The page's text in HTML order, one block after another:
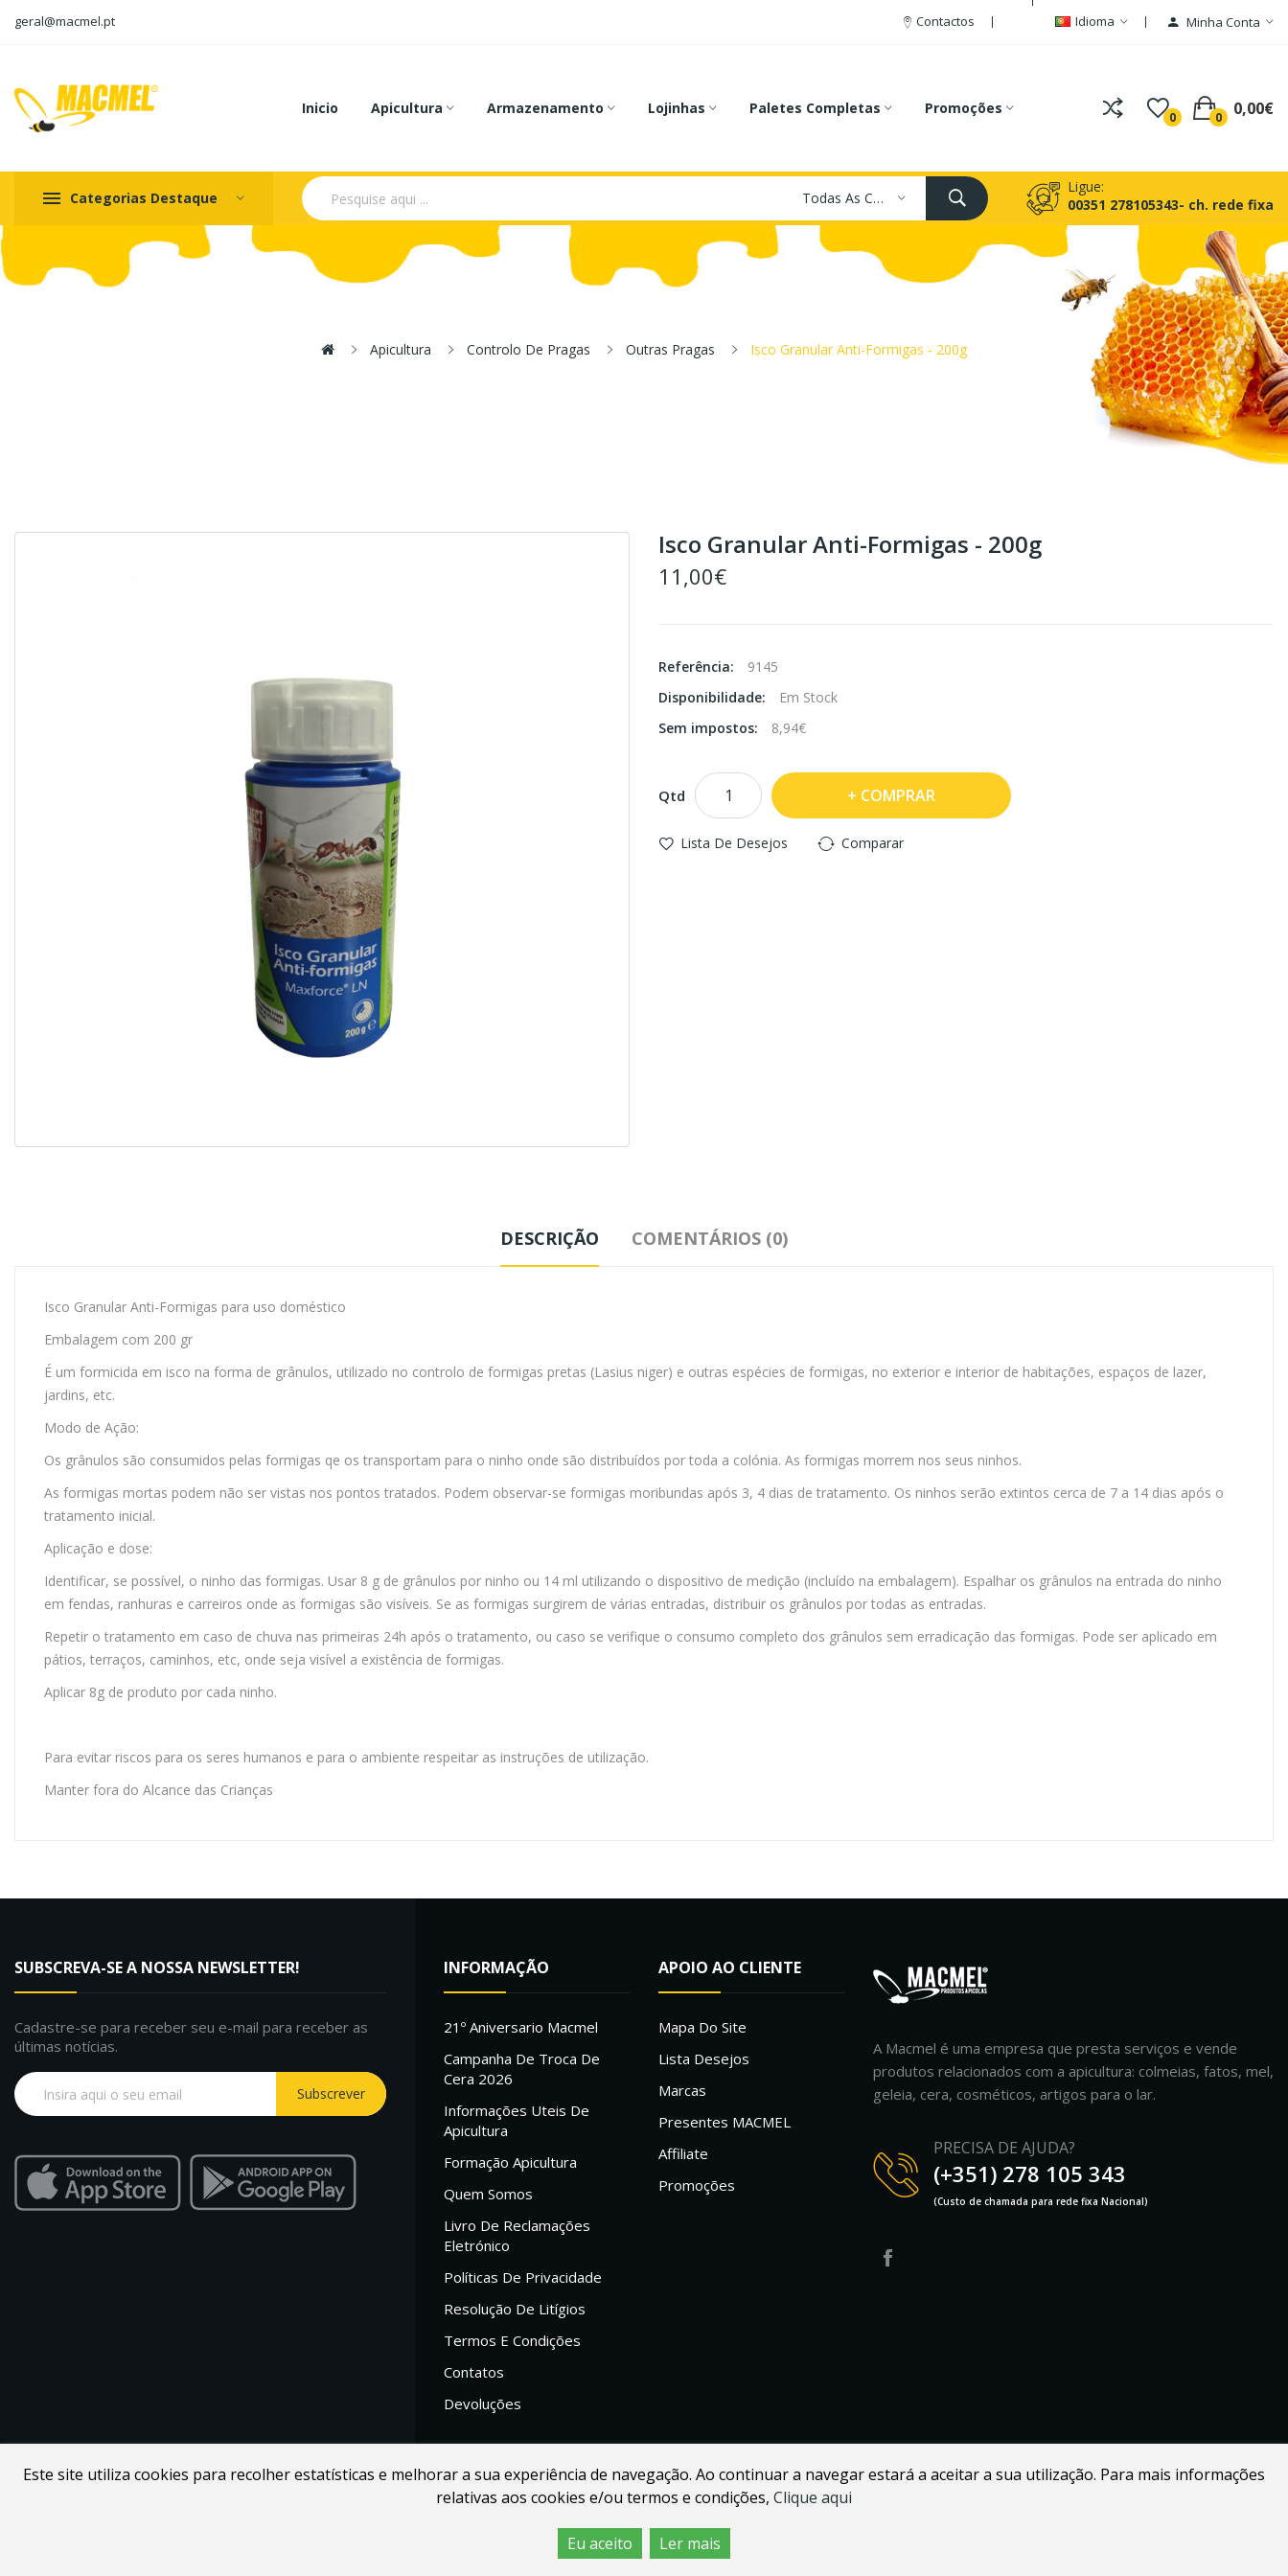
geral@macmel.pt Contactos Idioma Minha Conta
Inicio Apicultura Armazenamento Lojinhas Paletes Completas Promoções
0 0 0,00€
Categorias Destaque Todas As Categorias
Ligue:
00351 278105343- ch. rede fixa
Apicultura Controlo De Pragas Outras Pragas Isco Granular Anti-Formigas - 200g
Isco Granular Anti-Formigas - 200g
11,00€
Referência:
9145
Disponibilidade:
Em Stock
Sem impostos:
8,94€
Qtd COMPRAR
Lista De Desejos Comparar
DESCRIÇÃO COMENTÁRIOS (0)
Isco Granular Anti-Formigas para uso doméstico
Embalagem com 200 gr
É um formicida em isco na forma de grânulos, utilizado no controlo de formigas pretas (Lasius niger) e outras espécies de formigas, no exterior e interior de habitações, espaços de lazer,
jardins, etc.
Modo de Ação:
Os grânulos são consumidos pelas formigas qe os transportam para o ninho onde são distribuídos por toda a colónia. As formigas morrem nos seus ninhos.
As formigas mortas podem não ser vistas nos pontos tratados. Podem observar-se formigas moribundas após 3, 4 dias de tratamento. Os ninhos serão extintos cerca de 7 a 14 dias após o
tratamento inicial.
Aplicação e dose:
Identificar, se possível, o ninho das formigas. Usar 8 g de grânulos por ninho ou 14 ml utilizando o dispositivo de medição (incluído na embalagem). Espalhar os grânulos na entrada do ninho
em fendas, ranhuras e carreiros onde as formigas são visíveis. Se as formigas surgirem de várias entradas, distribuir os grânulos por todas as entradas.
Repetir o tratamento em caso de chuva nas primeiras 24h após o tratamento, ou caso se verifique o consumo completo dos grânulos sem erradicação das formigas. Pode ser aplicado em
pátios, terraços, caminhos, etc, onde seja visível a existência de formigas.
Aplicar 8g de produto por cada ninho.
Para evitar riscos para os seres humanos e para o ambiente respeitar as instruções de utilização.
Manter fora do Alcance das Crianças
Este site utiliza cookies para recolher estatísticas e melhorar a sua experiência de navegação. Ao continuar a navegar estará a aceitar a sua utilização. Para mais informações
relativas aos cookies e/ou termos e condições, Clique aqui
Eu aceito Ler mais
SUBSCREVA-SE A NOSSA NEWSLETTER!
Cadastre-se para receber seu e-mail para receber as
últimas notícias.
Subscrever
INFORMAÇÃO
21º Aniversario Macmel
Campanha De Troca De
Cera 2026
Informações Uteis De
Apicultura
Formação Apicultura
Quem Somos
Livro De Reclamações
Eletrónico
Políticas De Privacidade
Resolução De Litígios
Termos E Condições
Contatos
Devoluções
APOIO AO CLIENTE
Mapa Do Site
Lista Desejos
Marcas
Presentes MACMEL
Affiliate
Promoções
A Macmel é uma empresa que presta serviços e vende
produtos relacionados com a apicultura: colmeias, fatos, mel,
geleia, cera, cosméticos, artigos para o lar.
PRECISA DE AJUDA?
(+351) 278 105 343
(Custo de chamada para rede fixa Nacional)
Desenvolvido porWebdouro . Loja Online para Apicultores |